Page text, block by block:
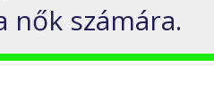
számára.